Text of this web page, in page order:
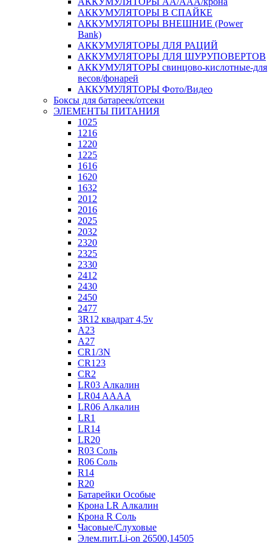
АККУМУЛЯТОРЫ В СПАЙКЕ
АККУМУЛЯТОРЫ ВНЕШНИЕ (Power
Bank)
АККУМУЛЯТОРЫ ДЛЯ РАЦИЙ
АККУМУЛЯТОРЫ ДЛЯ ШУРУПОВЕРТОВ
АККУМУЛЯТОРЫ свинцово-кислотные-для
весов/фонарей
АККУМУЛЯТОРЫ Фото/Видео
Боксы для батареек/отсеки
ЭЛЕМЕНТЫ ПИТАНИЯ
1025
1216
1220
1225
1616
1620
1632
2012
2016
2025
2032
2320
2325
2330
2412
2430
2450
2477
3R12 квадрат 4,5v
A23
A27
CR1/3N
CR123
CR2
LR03 Алкалин
LR04 AAAA
LR06 Алкалин
LR1
LR14
LR20
R03 Соль
R06 Соль
R14
R20
Батарейки Особые
Крона LR Алкалин
Крона R Соль
Часовые/Слуховые
Элем.пит.Li-on 26500,14505